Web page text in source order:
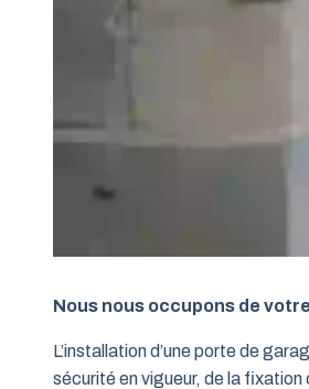
Nous nous occupons de
L’installation d’une porte de
sécurité en vigueur, de la